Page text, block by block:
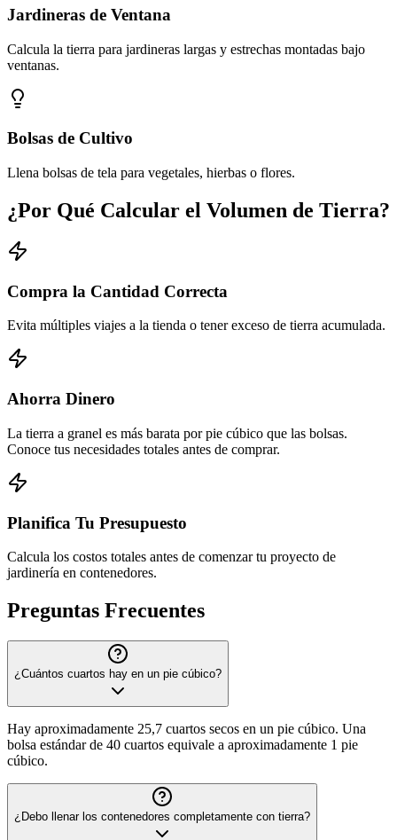
Jardineras de Ventana
Calcula la tierra para jardineras largas y estrechas montadas bajo
ventanas.
Bolsas de Cultivo
Llena bolsas de tela para vegetales, hierbas o flores.
¿Por Qué Calcular el Volumen de Tierra?
Compra la Cantidad Correcta
Evita múltiples viajes a la tienda o tener exceso de tierra acumulada.
Ahorra Dinero
La tierra a granel es más barata por pie cúbico que las bolsas.
Conoce tus necesidades totales antes de comprar.
Planifica Tu Presupuesto
Calcula los costos totales antes de comenzar tu proyecto de
jardinería en contenedores.
Preguntas Frecuentes
¿Cuántos cuartos hay en un pie cúbico?
Hay aproximadamente 25,7 cuartos secos en un pie cúbico. Una
bolsa estándar de 40 cuartos equivale a aproximadamente 1 pie
cúbico.
¿Debo llenar los contenedores completamente con tierra?